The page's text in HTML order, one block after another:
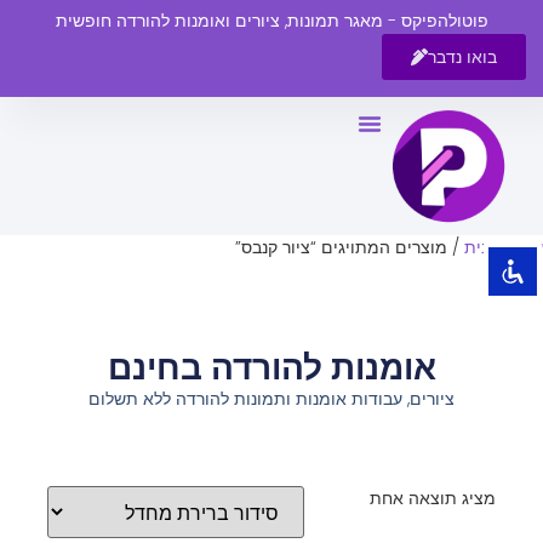
visibility_off השבת את ההבזקים
title סמן כותרות
צבע רקע
zoom_out
הקטנת גופן
הגדלת גופן
ניגודיות בהירה
פוטולהפיקס - מאגר תמונות, ציורים ואומנות להורדה חופשית
בואו נדבר
עמוד הבית / מוצרים המתויגים “ציור קנבס”
אומנות להורדה בחינם
ציורים, עבודות אומנות ותמונות להורדה ללא תשלום
מציג תוצאה אחת